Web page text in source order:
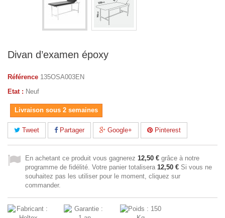
Divan d’examen époxy
Référence 135OSA003EN
Etat : Neuf
Livraison sous 2 semaines
Tweet Partager Google+ Pinterest
En achetant ce produit vous gagnerez 12,50 € grâce à notre
programme de fidélité. Votre panier totalisera 12,50 € Si vous ne
souhaitez pas les utiliser pour le moment, cliquez sur
commander.